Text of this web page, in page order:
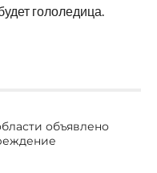
гололедица.
объявлено